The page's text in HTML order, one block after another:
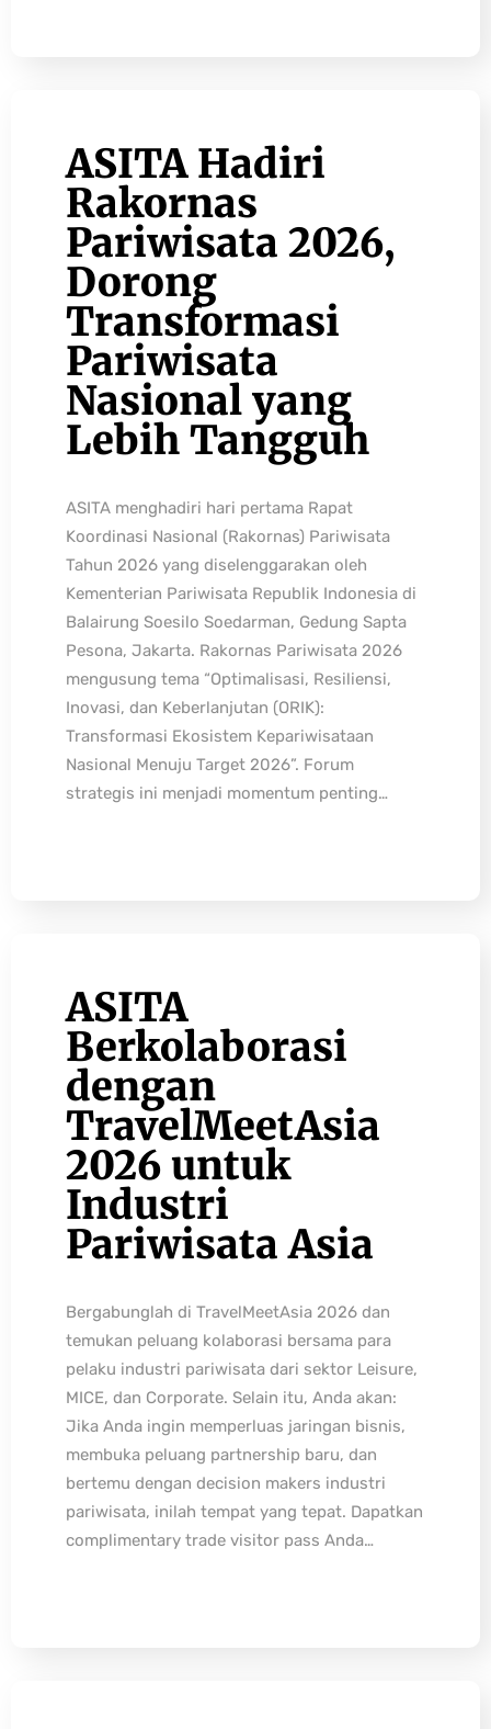
ASITA Hadiri
Rakornas
Pariwisata 2026,
Dorong
Transformasi
Pariwisata
Nasional yang
Lebih Tangguh
ASITA menghadiri hari pertama Rapat
Koordinasi Nasional (Rakornas) Pariwisata
Tahun 2026 yang diselenggarakan oleh
Kementerian Pariwisata Republik Indonesia di
Balairung Soesilo Soedarman, Gedung Sapta
Pesona, Jakarta. Rakornas Pariwisata 2026
mengusung tema “Optimalisasi, Resiliensi,
Inovasi, dan Keberlanjutan (ORIK):
Transformasi Ekosistem Kepariwisataan
Nasional Menuju Target 2026”. Forum
strategis ini menjadi momentum penting…
ASITA
Berkolaborasi
dengan
TravelMeetAsia
2026 untuk
Industri
Pariwisata Asia
Bergabunglah di TravelMeetAsia 2026 dan
temukan peluang kolaborasi bersama para
pelaku industri pariwisata dari sektor Leisure,
MICE, dan Corporate. Selain itu, Anda akan:
Jika Anda ingin memperluas jaringan bisnis,
membuka peluang partnership baru, dan
bertemu dengan decision makers industri
pariwisata, inilah tempat yang tepat. Dapatkan
complimentary trade visitor pass Anda…